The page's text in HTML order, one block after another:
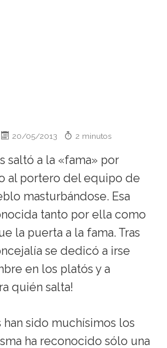
20/05/2013 2 minutos
saltó a la «fama» por
al portero del equipo de
masturbándose. Esa
tanto por ella como
la puerta a la fama. Tras
se dedicó a irse
en los platós y a
quién salta!
han sido muchísimos los
ha reconocido sólo una